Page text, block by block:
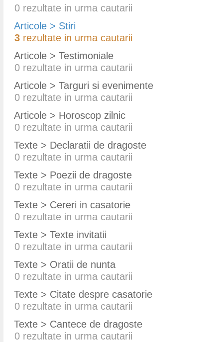
0 rezultate in urma cautarii
Articole > Stiri
3 rezultate in urma cautarii
Articole > Testimoniale
0 rezultate in urma cautarii
Articole > Targuri si evenimente
0 rezultate in urma cautarii
Articole > Horoscop zilnic
0 rezultate in urma cautarii
Texte > Declaratii de dragoste
0 rezultate in urma cautarii
Texte > Poezii de dragoste
0 rezultate in urma cautarii
Texte > Cereri in casatorie
0 rezultate in urma cautarii
Texte > Texte invitatii
0 rezultate in urma cautarii
Texte > Oratii de nunta
0 rezultate in urma cautarii
Texte > Citate despre casatorie
0 rezultate in urma cautarii
Texte > Cantece de dragoste
0 rezultate in urma cautarii